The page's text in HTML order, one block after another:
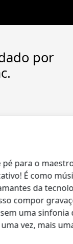
por
para o maestro
É como
da
compor
uma sinfonia
vez, mais uma